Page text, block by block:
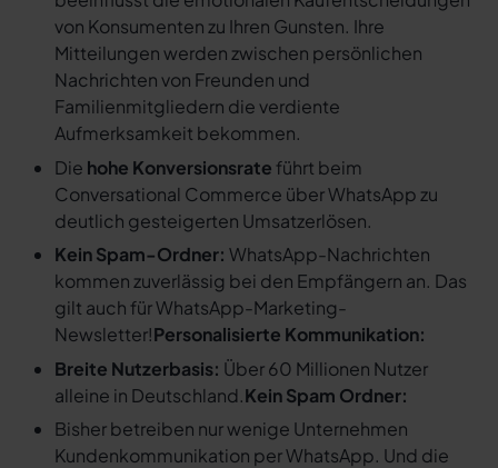
von Konsumenten zu Ihren Gunsten. Ihre
Mitteilungen werden zwischen persönlichen
Nachrichten von Freunden und
Familienmitgliedern die verdiente
Aufmerksamkeit bekommen.
Die hohe Konversionsrate führt beim
Conversational Commerce über WhatsApp zu
deutlich gesteigerten Umsatzerlösen.
Kein Spam-Ordner: WhatsApp-Nachrichten
kommen zuverlässig bei den Empfängern an. Das
gilt auch für WhatsApp-Marketing-
Newsletter!Personalisierte Kommunikation:
Breite Nutzerbasis: Über 60 Millionen Nutzer
alleine in Deutschland.Kein Spam Ordner:
Bisher betreiben nur wenige Unternehmen
Kundenkommunikation per WhatsApp. Und die